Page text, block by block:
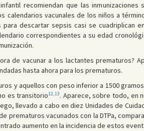
recomiendan que las
calendarios vacunales de los niños a
descartar sepsis casi se cuadriplican
correspondientes a su edad
de vacunar a los lactantes prematuros?
hasta ahora para los prematuros.
y aquellos con peso inferior a 1500
es transitorio12,13. Aparece, sobre todo, en
llevado a cabo en diez Unidades de
prematuros vacunados con la DTPa,
aumento en la incidencia de estos